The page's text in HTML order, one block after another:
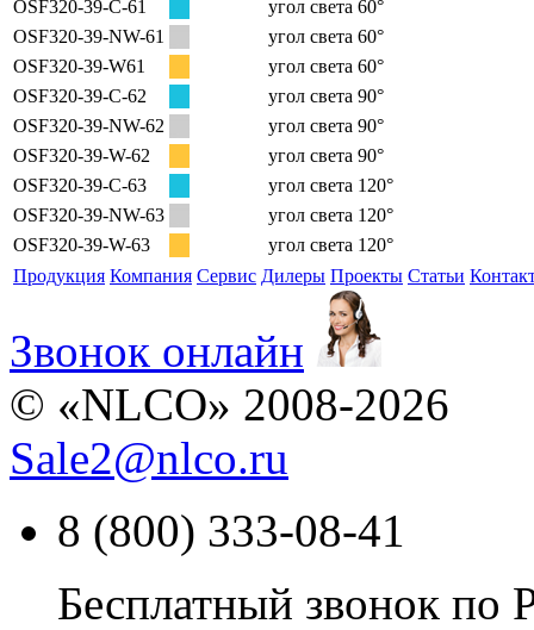
OSF320-39-C-61
угол света 60°
OSF320-39-NW-61
угол света 60°
OSF320-39-W61
угол света 60°
OSF320-39-C-62
угол света 90°
OSF320-39-NW-62
угол света 90°
OSF320-39-W-62
угол света 90°
OSF320-39-C-63
угол света 120°
OSF320-39-NW-63
угол света 120°
OSF320-39-W-63
угол света 120°
Продукция Компания Сервис Дилеры Проекты Статьи
Звонок онлайн
© «NLCO» 2008-2026
Sale2@nlco.ru
8 (800) 333-08-41
Бесплатный звонок по